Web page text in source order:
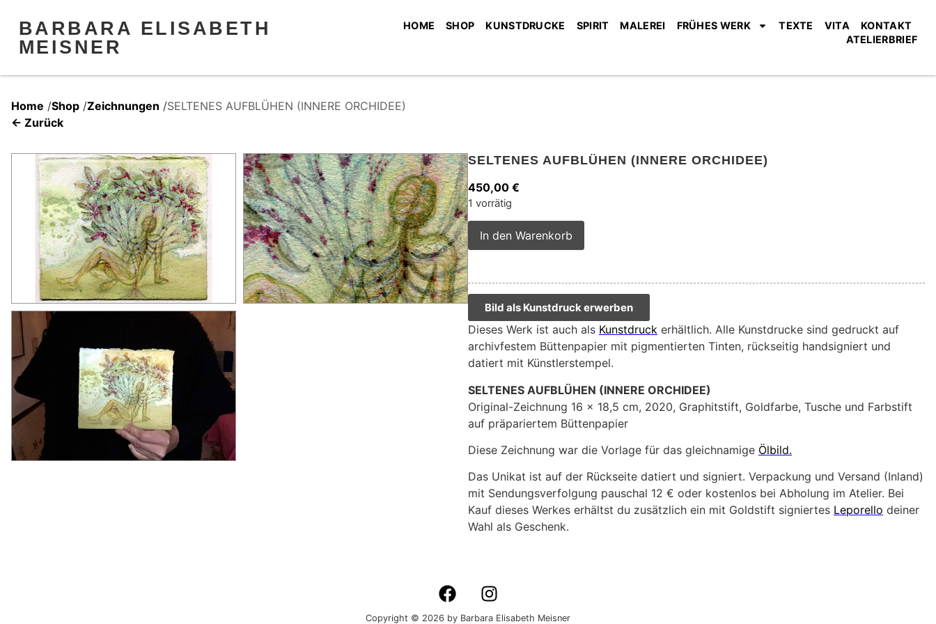
BARBARA ELISABETH
MEISNER
HOME SHOP KUNSTDRUCKE SPIRIT MALEREI FRÜHES WERK TEXTE VITA
KONTAKT
ATELIERBRIEF
Home /Shop /Zeichnungen /SELTENES AUFBLÜHEN (INNERE ORCHIDEE)
← Zurück
SELTENES AUFBLÜHEN (INNERE ORCHIDEE)
450,00 €
1 vorrätig
In den Warenkorb
Bild als Kunstdruck erwerben
Dieses Werk ist auch als Kunstdruck erhältlich. Alle Kunstdrucke sind gedruckt auf
archivfestem Büttenpapier mit pigmentierten Tinten, rückseitig handsigniert und
datiert mit Künstlerstempel.
SELTENES AUFBLÜHEN (INNERE ORCHIDEE)
Original-Zeichnung 16 x 18,5 cm, 2020, Graphitstift, Goldfarbe, Tusche und Farbstift
auf präpariertem Büttenpapier
Diese Zeichnung war die Vorlage für das gleichnamige Ölbild.
Das Unikat ist auf der Rückseite datiert und signiert. Verpackung und Versand (Inland)
mit Sendungsverfolgung pauschal 12 € oder kostenlos bei Abholung im Atelier. Bei
Kauf dieses Werkes erhältst du zusätzlich ein mit Goldstift signiertes Leporello deiner
Wahl als Geschenk.
Copyright © 2026 by Barbara Elisabeth Meisner